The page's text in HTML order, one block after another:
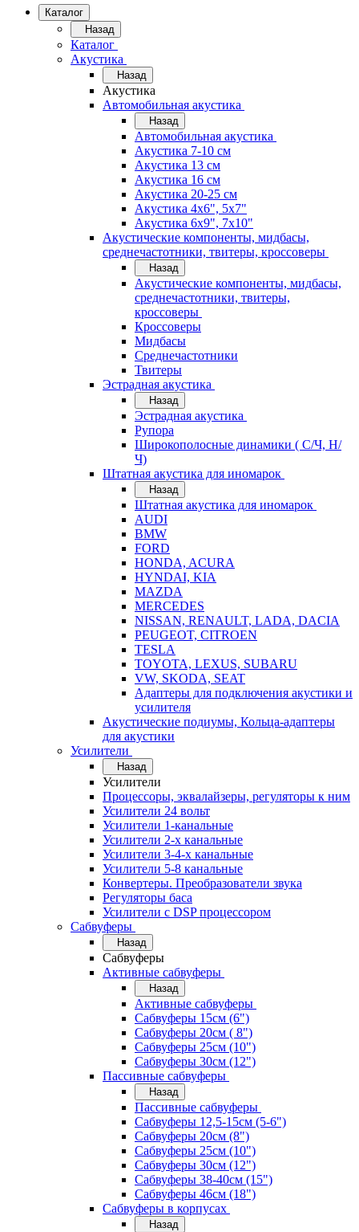
Каталог
Назад
Каталог
Акустика
Назад
Акустика
Автомобильная акустика
Назад
Автомобильная акустика
Акустика 7-10 см
Акустика 13 см
Акустика 16 см
Акустика 20-25 см
Акустика 4х6", 5х7"
Акустика 6х9", 7х10"
Акустические компоненты, мидбасы,
среднечастотники, твитеры, кроссоверы
Назад
Акустические компоненты, мидбасы,
среднечастотники, твитеры,
кроссоверы
Кроссоверы
Мидбасы
Среднечастотники
Твитеры
Эстрадная акустика
Назад
Эстрадная акустика
Рупора
Широкополосные динамики ( С/Ч, Н/
Ч)
Штатная акустика для иномарок
Назад
Штатная акустика для иномарок
AUDI
BMW
FORD
HONDA, ACURA
HYNDAI, KIA
MAZDA
MERCEDES
NISSAN, RENAULT, LADA, DACIA
PEUGEOT, CITROEN
TESLA
TOYOTA, LEXUS, SUBARU
VW, SKODA, SEAT
Адаптеры для подключения акустики и
усилителя
Акустические подиумы, Кольца-адаптеры
для акустики
Усилители
Назад
Усилители
Процессоры, эквалайзеры, регуляторы к ним
Усилители 24 вольт
Усилители 1-канальные
Усилители 2-х канальные
Усилители 3-4-х канальные
Усилители 5-8 канальные
Конвертеры. Преобразователи звука
Регуляторы баса
Усилители с DSP процессором
Сабвуферы
Назад
Сабвуферы
Активные сабвуферы
Назад
Активные сабвуферы
Сабвуферы 15см (6")
Сабвуферы 20см ( 8")
Сабвуферы 25см (10")
Сабвуферы 30см (12")
Пассивные сабвуферы
Назад
Пассивные сабвуферы
Сабвуферы 12,5-15см (5-6")
Сабвуферы 20см (8")
Сабвуферы 25см (10")
Сабвуферы 30см (12")
Сабвуферы 38-40см (15")
Сабвуферы 46см (18")
Сабвуферы в корпусах
Назад